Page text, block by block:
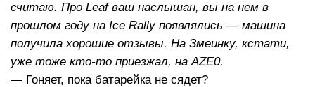
считаю. Про Leaf ваш наслышан, вы на нем в
прошлом году на Ice Rally появлялись — машина
получила хорошие отзывы. На Змеинку, кстати,
уже тоже кто-то приезжал, на AZE0.
— Гоняет, пока батарейка не сядет?